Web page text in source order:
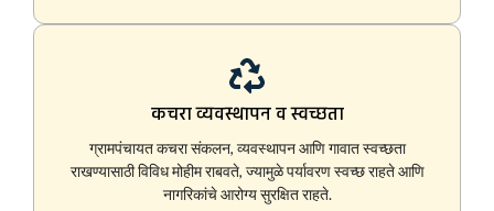
कचरा व्यवस्थापन व स्वच्छता
ग्रामपंचायत कचरा संकलन, व्यवस्थापन आणि गावात स्वच्छता
राखण्यासाठी विविध मोहीम राबवते, ज्यामुळे पर्यावरण स्वच्छ राहते आणि
नागरिकांचे आरोग्य सुरक्षित राहते.